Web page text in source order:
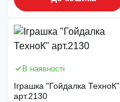
В наявності
Іграшка "Гойдалка ТехноК"
арт.2130